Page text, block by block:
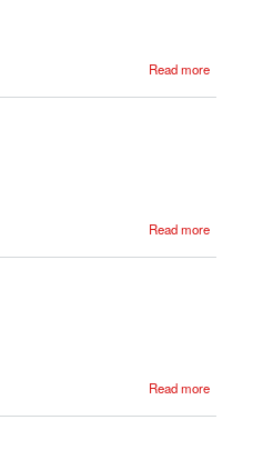
Read more
Read more
Read more